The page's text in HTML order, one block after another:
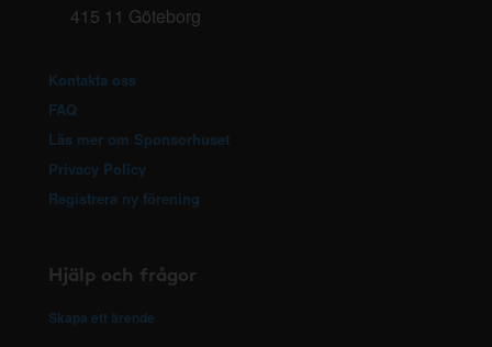
415 11 Göteborg
Kontakta oss
FAQ
Läs mer om Sponsorhuset
Privacy Policy
Registrera ny förening
Hjälp och frågor
Skapa ett ärende